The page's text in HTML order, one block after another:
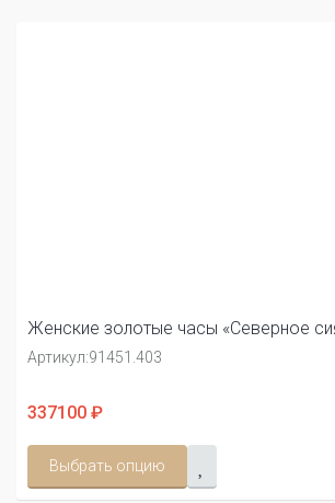
Женские золотые часы «Северное
Артикул:91451.403
337100 ₽
Выбрать опцию